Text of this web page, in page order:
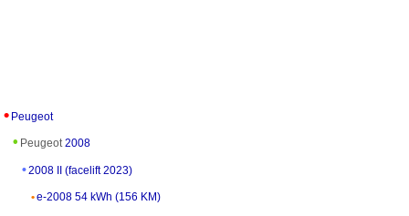
Peugeot
Peugeot 2008
2008 II (facelift 2023)
e-2008 54 kWh (156 KM)